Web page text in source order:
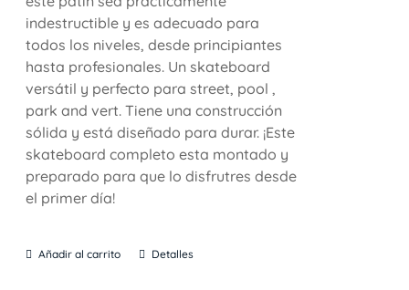
indestructible y es adecuado para
todos los niveles, desde principiantes
hasta profesionales. Un skateboard
versátil y perfecto para street, pool ,
park and vert. Tiene una construcción
sólida y está diseñado para durar. ¡Este
skateboard completo esta montado y
preparado para que lo disfrutres desde
el primer día!
Añadir al carrito Detalles